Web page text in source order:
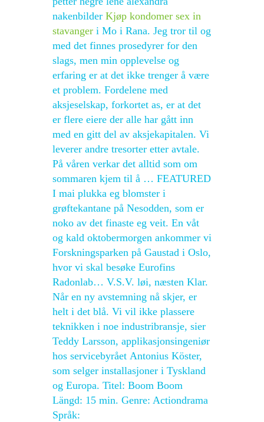
nakenbilder Kjøp kondomer sex in
stavanger i Mo i Rana. Jeg tror til og
med det finnes prosedyrer for den
slags, men min opplevelse og
erfaring er at det ikke trenger å være
et problem. Fordelene med
aksjeselskap, forkortet as, er at det
er flere eiere der alle har gått inn
med en gitt del av aksjekapitalen. Vi
leverer andre tresorter etter avtale.
På våren verkar det alltid som om
sommaren kjem til å … FEATURED
I mai plukka eg blomster i
grøftekantane på Nesodden, som er
noko av det finaste eg veit. En våt
og kald oktobermorgen ankommer vi
Forskningsparken på Gaustad i Oslo,
hvor vi skal besøke Eurofins
Radonlab… V.S.V. løi, næsten Klar.
Når en ny avstemning nå skjer, er
helt i det blå. Vi vil ikke plassere
teknikken i noe industribransje, sier
Teddy Larsson, applikasjonsingeniør
hos servicebyrået Antonius Köster,
som selger installasjoner i Tyskland
og Europa. Titel: Boom Boom
Längd: 15 min. Genre: Actiondrama
Språk: